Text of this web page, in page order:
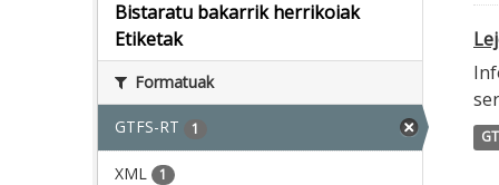
Bistaratu bakarrik herrikoiak
Etiketak
Formatuak
GTFS-RT 1
XML 1